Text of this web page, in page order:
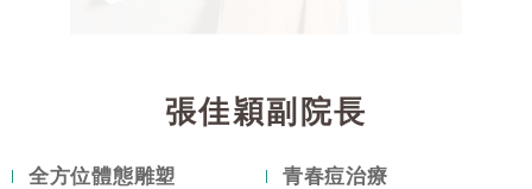
張佳穎副院長
全方位體態雕塑
青春痘治療